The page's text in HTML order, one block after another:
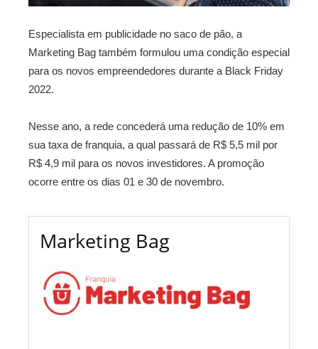
Especialista em publicidade no saco de pão, a
Marketing Bag também formulou uma condição especial
para os novos empreendedores durante a Black Friday
2022.
Nesse ano, a rede concederá uma redução de 10% em
sua taxa de franquia, a qual passará de R$ 5,5 mil por
R$ 4,9 mil para os novos investidores. A promoção
ocorre entre os dias 01 e 30 de novembro.
Marketing Bag